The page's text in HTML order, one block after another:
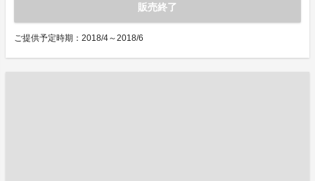
販売終了
ご提供予定時期：2018/4～2018/6